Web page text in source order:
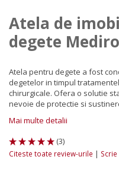
Atela de
degete
Atela pentru degete a fost
degetelor in timpul
chirurgicale. Ofera o solutie
nevoie de protectie si
Mai multe detalii
(3)
Citeste toate review-urile |